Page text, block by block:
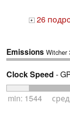
+ 26
Emissions Witcher
Clock Speed -
min: 1544